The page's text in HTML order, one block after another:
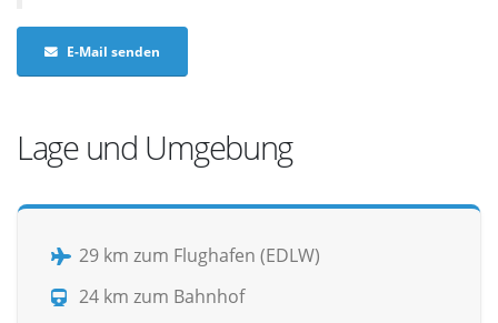
E-Mail senden
Lage und Umgebung
29 km zum Flughafen (EDLW)
24 km zum Bahnhof